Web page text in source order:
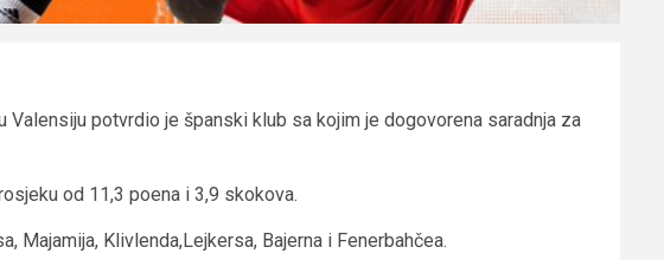
potvrdio je španski klub sa kojim je dogovorena saradnja za
od 11,3 poena i 3,9 skokova.
Majamija, Klivlenda,Lejkersa, Bajerna i Fenerbahčea.